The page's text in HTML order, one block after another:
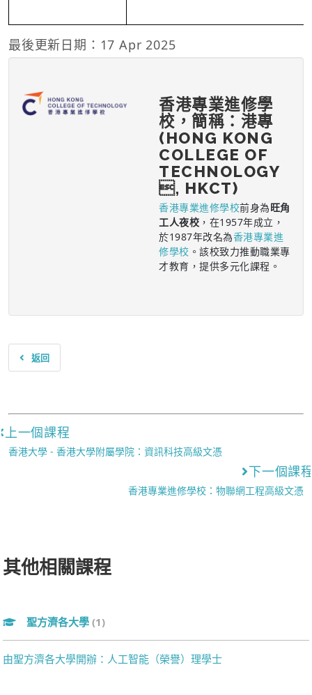
最後更新日期：17 Apr 2025
香港專業進修學
校，簡稱：港專
(HONG KONG
COLLEGE OF
TECHNOLOGY
, HKCT)
香港專業進修學校前身為旺角
工人夜校 ，在1957年成立，
於1987年改名為香港專業進
修學校 。該校致力推動職業專
才教育，提供多元化課程。
返回
上一個課程
香港大學 - 香港大學附屬學院：資訊科技高級文憑
下一個課
香港專業進修學校：物聯網工程高級文憑
其他相關課程
聖方濟各大學 (1)
由聖方濟各大學開辦：人工智能（榮譽）理學士